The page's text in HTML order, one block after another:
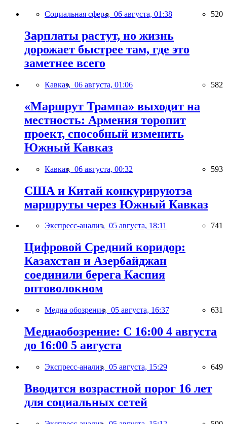
Социальная сфера, 06 августа, 01:38 520
Зарплаты растут, но жизнь
дорожает быстрее там, где это
заметнее всего
Кавказ, 06 августа, 01:06 582
«Маршрут Трампа» выходит на
местность: Армения торопит
проект, способный изменить
Южный Кавказ
Кавказ, 06 августа, 00:32 593
США и Китай конкурируютза
маршруты через Южный Кавказ
Экспресс-анализ, 05 августа, 18:11 741
Цифровой Средний коридор:
Казахстан и Азербайджан
соединили берега Каспия
оптоволокном
Медиа обозрение, 05 августа, 16:37 631
Медиаобозрение: С 16:00 4 августа
до 16:00 5 августа
Экспресс-анализ, 05 августа, 15:29 649
Вводится возрастной порог 16 лет
для социальных сетей